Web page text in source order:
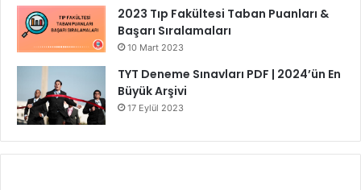
2023 Tıp Fakültesi Taban Puanları &
Başarı Sıralamaları
10 Mart 2023
TYT Deneme Sınavları PDF | 2024’ün En
Büyük Arşivi
17 Eylül 2023